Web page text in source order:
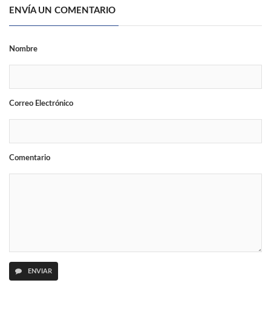
ENVÍA UN COMENTARIO
Nombre
Correo Electrónico
Comentario
ENVIAR